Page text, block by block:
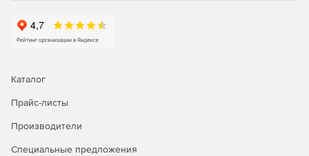
Каталог
Прайс-листы
Производители
Специальные предложения